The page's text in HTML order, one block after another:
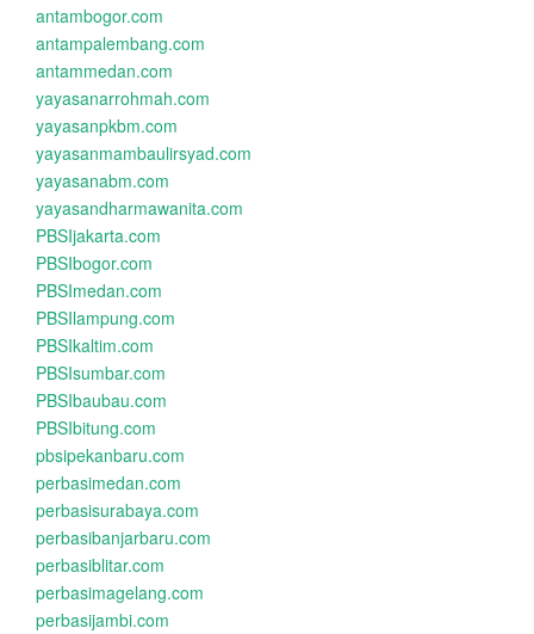
antambogor.com
antampalembang.com
antammedan.com
yayasanarrohmah.com
yayasanpkbm.com
yayasanmambaulirsyad.com
yayasanabm.com
yayasandharmawanita.com
PBSIjakarta.com
PBSIbogor.com
PBSImedan.com
PBSIlampung.com
PBSIkaltim.com
PBSIsumbar.com
PBSIbaubau.com
PBSIbitung.com
pbsipekanbaru.com
perbasimedan.com
perbasisurabaya.com
perbasibanjarbaru.com
perbasiblitar.com
perbasimagelang.com
perbasijambi.com